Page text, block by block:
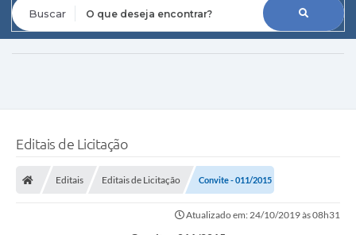
Editais de Licitação
Editais Editais de Licitação Convite - 011/2015
Atualizado em: 24/10/2019 às 08h31